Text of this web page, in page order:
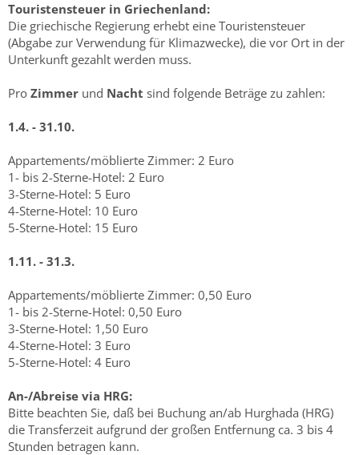
Touristensteuer in Griechenland:
Die griechische Regierung erhebt eine Touristensteuer
(Abgabe zur Verwendung für Klimazwecke), die vor Ort in der
Unterkunft gezahlt werden muss.
Pro Zimmer und Nacht sind folgende Beträge zu zahlen:
1.4. - 31.10.
Appartements/möblierte Zimmer: 2 Euro
1- bis 2-Sterne-Hotel: 2 Euro
3-Sterne-Hotel: 5 Euro
4-Sterne-Hotel: 10 Euro
5-Sterne-Hotel: 15 Euro
1.11. - 31.3.
Appartements/möblierte Zimmer: 0,50 Euro
1- bis 2-Sterne-Hotel: 0,50 Euro
3-Sterne-Hotel: 1,50 Euro
4-Sterne-Hotel: 3 Euro
5-Sterne-Hotel: 4 Euro
An-/Abreise via HRG:
Bitte beachten Sie, daß bei Buchung an/ab Hurghada (HRG)
die Transferzeit aufgrund der großen Entfernung ca. 3 bis 4
Stunden betragen kann.